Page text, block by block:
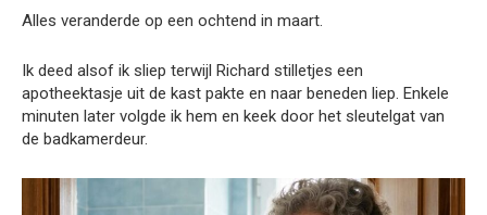
Alles veranderde op een ochtend in maart.
Ik deed alsof ik sliep terwijl Richard stilletjes een
apotheektasje uit de kast pakte en naar beneden liep. Enkele
minuten later volgde ik hem en keek door het sleutelgat van
de badkamerdeur.